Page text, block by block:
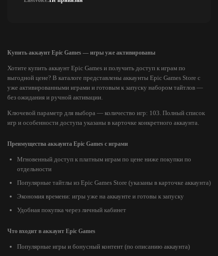
Купить аккаунт Epic Games — игры уже активированы
Хотите купить аккаунт Epic Games и получить доступ к играм по
выгодной цене? В каталоге представлены аккаунты Epic Games Store с
уже активированными играми и готовым к запуску набором тайтлов —
без ожидания и ручной активации.
Ключевой параметр для выбора — количество игр: 103. Полный список
игр и особенности доступа указаны в карточке конкретного аккаунта.
Преимущества аккаунта Epic Games с играми
Мгновенный доступ к платным играм по цене ниже покупки по
отдельности
Популярные тайтлы из Epic Games Store (указаны в карточке аккаунта)
Экономия времени: игры уже на аккаунте и готовы к запуску
Удобная покупка через личный кабинет
Что входит в аккаунт Epic Games
Популярные игры и бонусный контент (по описанию аккаунта)